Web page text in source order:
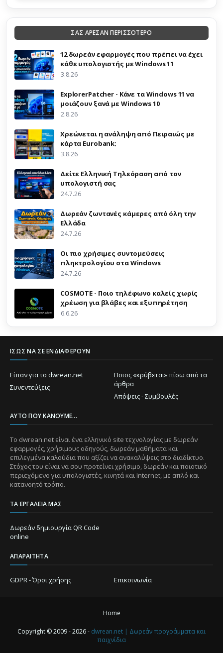
ΣΑΣ ΑΡΕΣΑΝ ΠΕΡΙΣΣΟΤΕΡΟ
12 δωρεάν εφαρμογές που πρέπει να έχει
κάθε υπολογιστής με Windows 11
3.8.26
ExplorerPatcher - Κάνε τα Windows 11 να
μοιάζουν ξανά με Windows 10
2.8.26
Χρεώνεται η ανάληψη από Πειραιώς με
κάρτα Eurobank;
3.8.26
Δείτε Ελληνική Τηλεόραση από τον
υπολογιστή σας
24.7.26
Δωρεάν ζωντανές κάμερες από όλη την
Ελλάδα
24.7.26
Οι πιο χρήσιμες συντομεύσεις
πληκτρολογίου στα Windows
24.7.26
COSMOTE - Ποιο τηλέφωνο καλείς χωρίς
χρέωση για βλάβες και εξυπηρέτηση
6.6.26
ΊΣΩΣ ΝΑ ΣΕ ΕΝΔΙΑΦΈΡΟΥΝ
Είπαν για το dwrean.net
Ποιος «κρύβεται» πίσω από τα
άρθρα
Συνεντεύξεις
Απόψεις - Συμβουλές
ΑΥΤΌ ΠΟΥ ΚΆΝΟΥΜΕ...
Το dwrean.net είναι ένα ελληνικό site τεχνολογίας με δωρεάν
εφαρμογές, χρήσιμους οδηγούς, δωρεάν μαθήματα και
επιλεγμένα καλούδια που αξίζει να ανακαλύψεις στο διαδίκτυο.
Στόχος του είναι να σου προτείνει χρήσιμο, δωρεάν και ποιοτικό
περιεχόμενο για υπολογιστές, κινητά και Internet, με απλό και
κατανοητό τρόπο.
ΤΑ ΕΡΓΑΛΕΊΑ ΜΑΣ
Δωρεάν δημιουργία QR Code
online
ΑΠΑΡΑΊΤΗΤΑ
GDPR - Όροι χρήσης Επικοινωνία
Home
Copyright © 2009 - 2026 - dwrean.net | Δωρεάν προγράμματα και
παιχνίδια